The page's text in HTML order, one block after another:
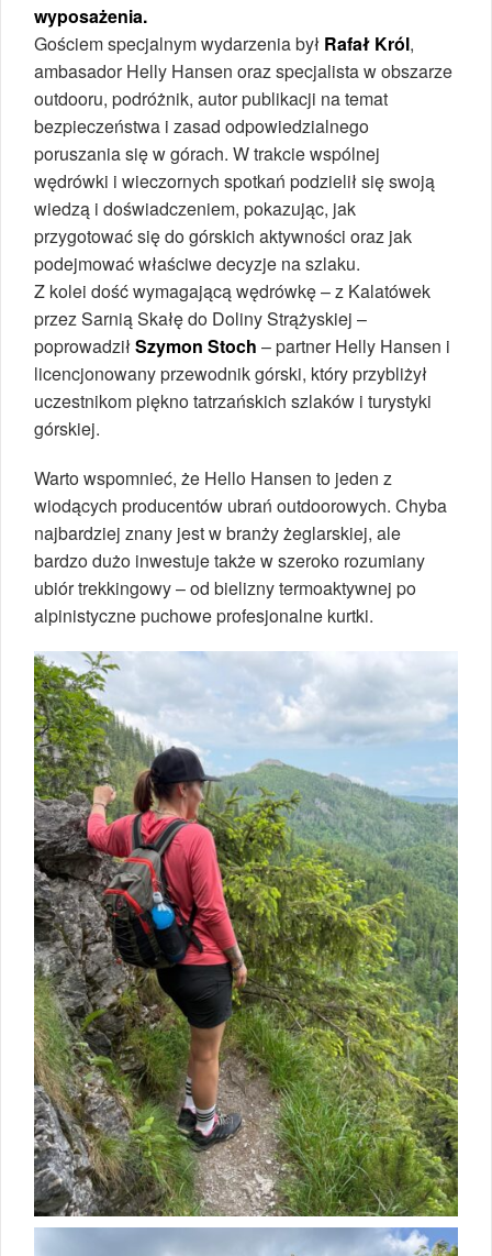
wyposażenia.
Gościem specjalnym wydarzenia był Rafał Król,
ambasador Helly Hansen oraz specjalista w obszarze
outdooru, podróżnik, autor publikacji na temat
bezpieczeństwa i zasad odpowiedzialnego
poruszania się w górach. W trakcie wspólnej
wędrówki i wieczornych spotkań podzielił się swoją
wiedzą i doświadczeniem, pokazując, jak
przygotować się do górskich aktywności oraz jak
podejmować właściwe decyzje na szlaku.
Z kolei dość wymagającą wędrówkę – z Kalatówek
przez Sarnią Skałę do Doliny Strążyskiej –
poprowadziłSzymon Stoch – partner Helly Hansen i
licencjonowany przewodnik górski, który przybliżył
uczestnikom piękno tatrzańskich szlaków i turystyki
górskiej.
Warto wspomnieć, że Hello Hansen to jeden z
wiodących producentów ubrań outdoorowych. Chyba
najbardziej znany jest w branży żeglarskiej, ale
bardzo dużo inwestuje także w szeroko rozumiany
ubiór trekkingowy – od bielizny termoaktywnej po
alpinistyczne puchowe profesjonalne kurtki.